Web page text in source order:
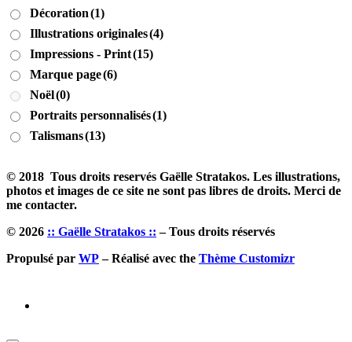
Décoration(1)
Illustrations originales(4)
Impressions - Print(15)
Marque page(6)
Noël(0)
Portraits personnalisés(1)
Talismans(13)
© 2018 Tous droits reservés Gaëlle Stratakos. Les illustrations,
photos et images de ce site ne sont pas libres de droits. Merci de
me contacter.
© 2026 :: Gaëlle Stratakos :: – Tous droits réservés
Propulsé par WP– Réalisé avec the Thème Customizr